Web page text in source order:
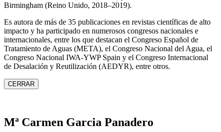
Birmingham (Reino Unido, 2018–2019).
Es autora de más de 35 publicaciones en revistas científicas de alto
impacto y ha participado en numerosos congresos nacionales e
internacionales, entre los que destacan el Congreso Español de
Tratamiento de Aguas (META), el Congreso Nacional del Agua, el
Congreso Nacional IWA‑YWP Spain y el Congreso Internacional
de Desalación y Reutilización (AEDYR), entre otros.
CERRAR
Mª Carmen Garcia Panadero